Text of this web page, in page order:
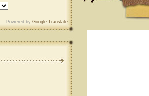
Powered by Google Translate.